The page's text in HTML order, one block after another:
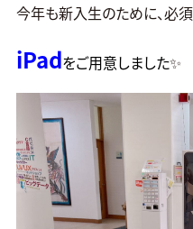
今年も新入生のために、必
iPadをご用意しました✨